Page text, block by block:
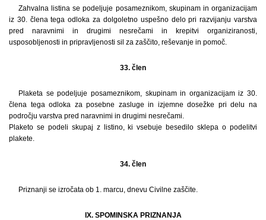
Zahvalna listina se podeljuje posameznikom, skupinam in organizacijam
iz 30. člena tega odloka za dolgoletno uspešno delo pri razvijanju varstva
pred naravnimi in drugimi nesrečami in krepitvi organiziranosti,
usposobljenosti in pripravljenosti sil za zaščito, reševanje in pomoč.
33. člen
Plaketa se podeljuje posameznikom, skupinam in organizacijam iz 30.
člena tega odloka za posebne zasluge in izjemne dosežke pri delu na
področju varstva pred naravnimi in drugimi nesrečami.
Plaketo se podeli skupaj z listino, ki vsebuje besedilo sklepa o podelitvi
plakete.
34. člen
Priznanji se izročata ob 1. marcu, dnevu Civilne zaščite.
IX. SPOMINSKA PRIZNANJA